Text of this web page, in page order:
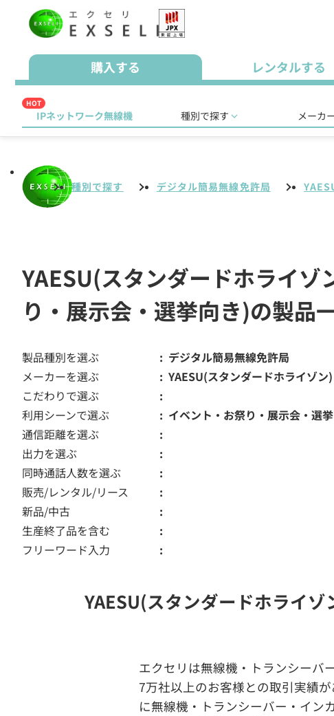
購入する レンタルする
HOT
IPネットワーク無線機 種別で探す メーカ
種別で探す デジタル簡易無線免許局
YAESU(スタンダードホライ
り・展示会・選挙向き)の製品
製品種別を選ぶ
デジタル簡易無線免許局
メーカーを選ぶ
YAESU(スタンダードホライゾン)
こだわりで選ぶ
利用シーンで選ぶ
イベント・お祭り・展示会・選挙
通信距離を選ぶ
出力を選ぶ
同時通話人数を選ぶ
販売/レンタル/リース
新品/中古
生産終了品を含む
フリーワード入力
YAESU(スタンダードホライ
エクセリは無線機・トランシーバ
7万社以上のお客様との取引実績
に無線機・トランシーバー・イン